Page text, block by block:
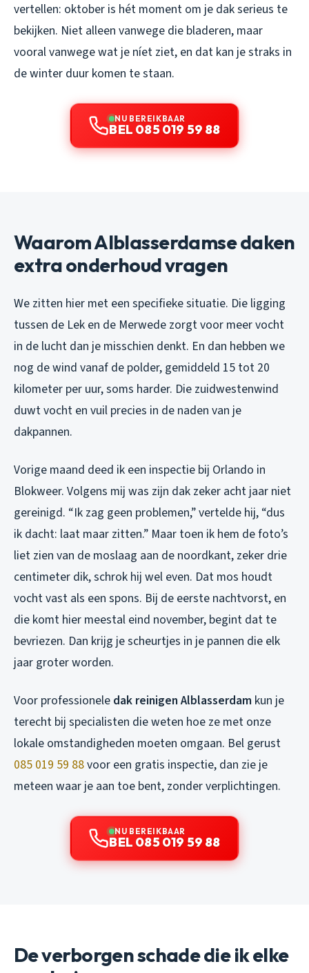
vertellen: oktober is hét moment om je dak serieus te
bekijken. Niet alleen vanwege die bladeren, maar
vooral vanwege wat je níet ziet, en dat kan je straks in
de winter duur komen te staan.
NU BEREIKBAAR
BEL 085 019 59 88
Waarom Alblasserdamse daken
extra onderhoud vragen
We zitten hier met een specifieke situatie. Die ligging
tussen de Lek en de Merwede zorgt voor meer vocht
in de lucht dan je misschien denkt. En dan hebben we
nog de wind vanaf de polder, gemiddeld 15 tot 20
kilometer per uur, soms harder. Die zuidwestenwind
duwt vocht en vuil precies in de naden van je
dakpannen.
Vorige maand deed ik een inspectie bij Orlando in
Blokweer. Volgens mij was zijn dak zeker acht jaar niet
gereinigd. “Ik zag geen problemen,” vertelde hij, “dus
ik dacht: laat maar zitten.” Maar toen ik hem de foto’s
liet zien van de moslaag aan de noordkant, zeker drie
centimeter dik, schrok hij wel even. Dat mos houdt
vocht vast als een spons. Bij de eerste nachtvorst, en
die komt hier meestal eind november, begint dat te
bevriezen. Dan krijg je scheurtjes in je pannen die elk
jaar groter worden.
Voor professionele dak reinigen Alblasserdam kun je
terecht bij specialisten die weten hoe ze met onze
lokale omstandigheden moeten omgaan. Bel gerust
085 019 59 88voor een gratis inspectie, dan zie je
meteen waar je aan toe bent, zonder verplichtingen.
NU BEREIKBAAR
BEL 085 019 59 88
De verborgen schade die ik elke